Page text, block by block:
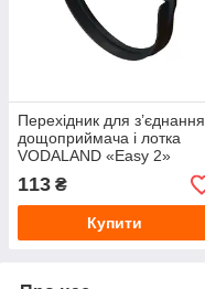
Перехідник для з’єднання
дощоприймача і лотка
VODALAND «Easy 2»
DN100 (90х125 мм)
113 ₴
Купити